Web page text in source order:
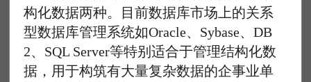
构化数据两种。目前数据库市场上的关系
型数据库管理系统如Oracle、Sybase、DB
2、SQL Server等特别适合于管理结构化数
据，用于构筑有大量复杂数据的企事业单